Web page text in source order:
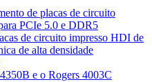
de placas de circuito
PCIe 5.0 e DDR5
de circuito impresso HDI de
de alta densidade
e o Rogers 4003C